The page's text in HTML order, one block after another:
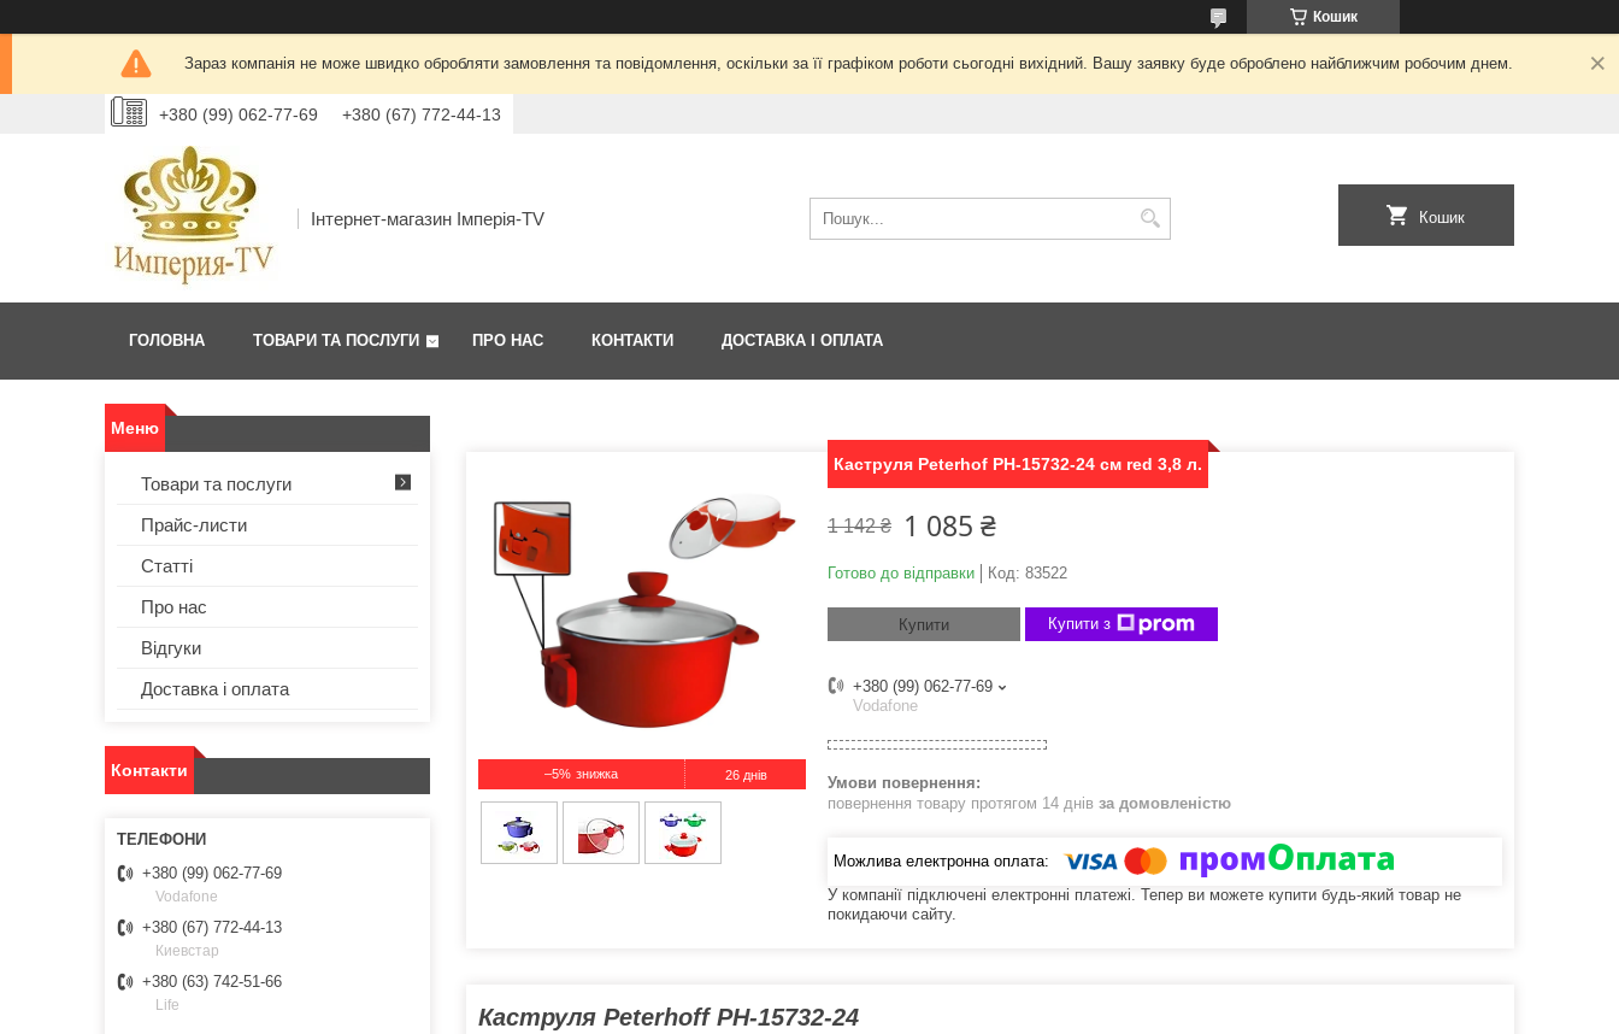
Кошик
Зараз компанія не може швидко обробляти замовлення та повідомлення, оскільки за її графіком роботи сьогодні вихідний. Вашу заявку буде оброблено найближчим робочим днем.
+380 (99) 062-77-69 +380 (67) 772-44-13
Інтернет-магазин Імперія-TV Кошик
ГОЛОВНА ТОВАРИ ТА ПОСЛУГИ ПРО НАС КОНТАКТИ ДОСТАВКА І ОПЛАТА
–5% 26 днів
Каструля Peterhof PH-15732-24 см red 3,8 л.
1 142 ₴ 1 085 ₴
Готово до відправки Код: 83522
Купити Купити з
+380 (99) 062-77-69
Vodafone
повернення товару протягом 14 днів за домовленістю
У компанії підключені електронні платежі. Тепер ви можете купити будь-який товар не
покидаючи сайту.
Каструля Peterhoff PH-15732-24
Товари та послуги
Прайс-листи
Статті
Про нас
Відгуки
Доставка і оплата
Контакти
+380 (99) 062-77-69
Vodafone
+380 (67) 772-44-13
Киевстар
+380 (63) 742-51-66
Life